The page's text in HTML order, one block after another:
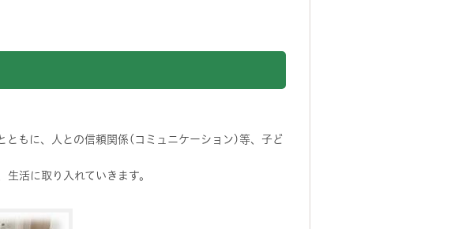
ともに、人との信頼関係(コミュニケーション)等、子ど
活に取り入れていきます。